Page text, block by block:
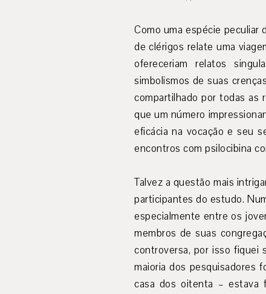
Como uma espécie peculiar
de clérigos relate uma
ofereceriam relatos
simbolismos de suas
compartilhado por todas as
que um número
eficácia na vocação e seu
encontros com psilocibina
Talvez a questão mais
participantes do estudo.
especialmente entre os
membros de suas
controversa, por isso fiquei
maioria dos pesquisadores
casa dos oitenta – estava